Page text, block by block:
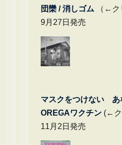
団欒 / 消しゴム （←ク
9月27日発売
マスクをつけない あ
OREGAワクチン(←ク
11月2日発売